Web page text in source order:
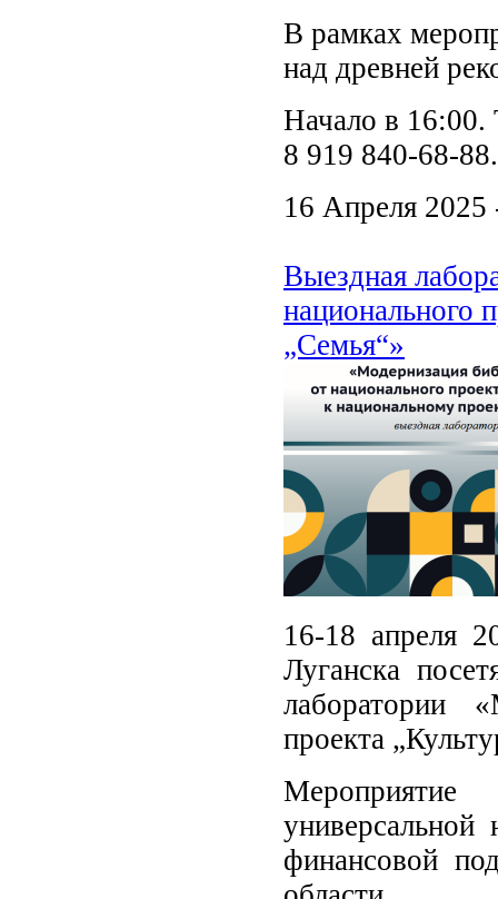
В рамках
над древней
Начало в 16:00.
8 919 840-68-
16 Апреля
Выездная
национального
„Семья“»
16-18 апреля
Луганска
лаборатории
проекта
Мероприятие
финансовой